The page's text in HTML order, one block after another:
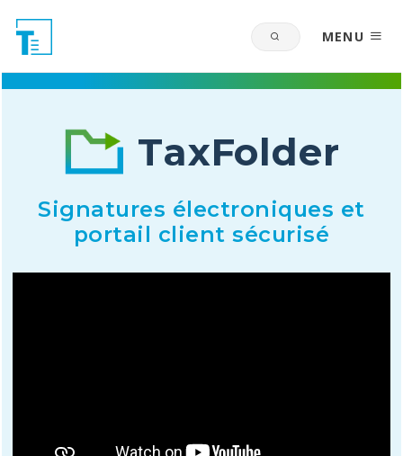
MENU
TaxFolder
Signatures électroniques et
portail client sécurisé